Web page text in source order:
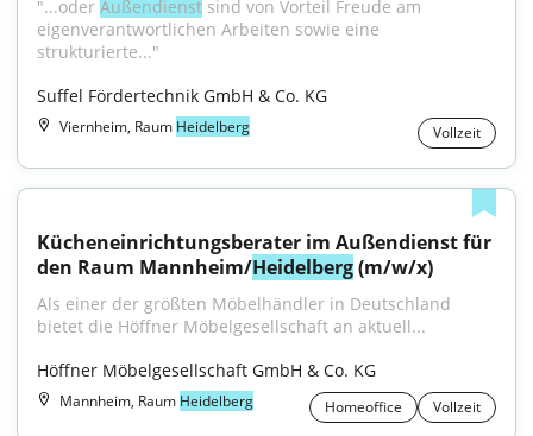
"...oder Außendienst sind von Vorteil Freude am
eigenverantwortlichen Arbeiten sowie eine
strukturierte..."
Suffel Fördertechnik GmbH & Co. KG
Viernheim, Raum Heidelberg Vollzeit
Kücheneinrichtungsberater im Außendienst für
den Raum Mannheim/Heidelberg (m/w/x)
Als einer der größten Möbelhändler in Deutschland
bietet die Höffner Möbelgesellschaft an aktuell...
Höffner Möbelgesellschaft GmbH & Co. KG
Mannheim, Raum Heidelberg Homeoffice Vollzeit